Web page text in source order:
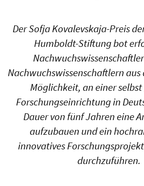
Der Sofja Kovalevskaja-Preis
Humboldt-Stiftung bot
Nachwuchswissenschaftlern aus
Möglichkeit, an einer
Forschungseinrichtung in
Dauer von fünf Jahren eine
aufzubauen und ein
innovatives
durchzuführen.